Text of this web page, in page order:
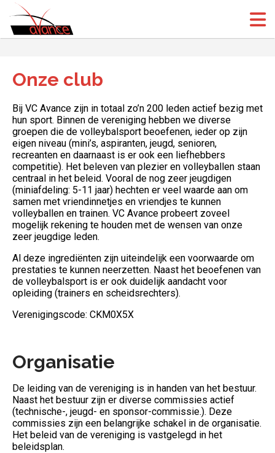
Onze club
Bij VC Avance zijn in totaal zo’n 200 leden actief bezig met
hun sport. Binnen de vereniging hebben we diverse
groepen die de volleybalsport beoefenen, ieder op zijn
eigen niveau (mini’s, aspiranten, jeugd, senioren,
recreanten en daarnaast is er ook een liefhebbers
competitie). Het beleven van plezier en volleyballen staan
centraal in het beleid. Vooral de nog zeer jeugdigen
(miniafdeling: 5-11 jaar) hechten er veel waarde aan om
samen met vriendinnetjes en vriendjes te kunnen
volleyballen en trainen. VC Avance probeert zoveel
mogelijk rekening te houden met de wensen van onze
zeer jeugdige leden.
Al deze ingrediënten zijn uiteindelijk een voorwaarde om
prestaties te kunnen neerzetten. Naast het beoefenen van
de volleybalsport is er ook duidelijk aandacht voor
opleiding (trainers en scheidsrechters).
Verenigingscode: CKM0X5X
Organisatie
De leiding van de vereniging is in handen van het bestuur.
Naast het bestuur zijn er diverse commissies actief
(technische-, jeugd- en sponsor-commissie.). Deze
commissies zijn een belangrijke schakel in de organisatie.
Het beleid van de vereniging is vastgelegd in het
beleidsplan.